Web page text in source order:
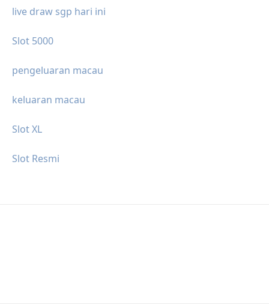
live draw sgp hari ini
Slot 5000
pengeluaran macau
keluaran macau
Slot XL
Slot Resmi